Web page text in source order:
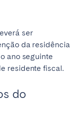
ser
da residência
ano seguinte
residente fiscal.
do